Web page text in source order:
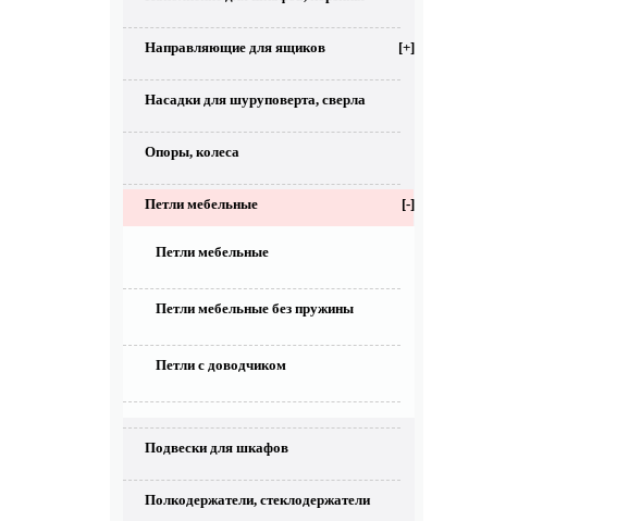
Направляющие для ящиков [+]
Насадки для шуруповерта, сверла
Опоры, колеса
Петли мебельные [-]
Петли мебельные
Петли мебельные без пружины
Петли с доводчиком
Подвески для шкафов
Полкодержатели, стеклодержатели